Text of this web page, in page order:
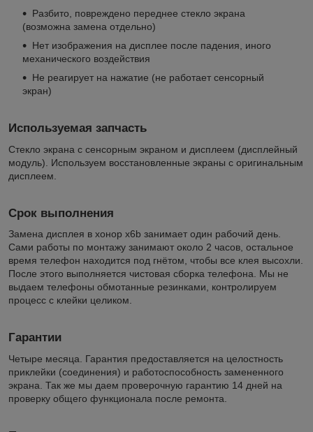
Разбито, повреждено переднее стекло экрана
(возможна замена отдельно)
Нет изображения на дисплее после падения, иного
механического воздействия
Не реагирует на нажатие (не работает сенсорный
экран)
Используемая запчасть
Стекло экрана с сенсорным экраном и дисплеем (дисплейный
модуль). Используем восстановленные экраны с оригинальным
дисплеем.
Срок выполнения
Замена дисплея в хонор х6b занимает один рабочий день.
Сами работы по монтажу занимают около 2 часов, остальное
время телефон находится под гнётом, чтобы все клея высохли.
После этого выполняется чистовая сборка телефона. Мы не
выдаем телефоны обмотанные резинками, контролируем
процесс с клейки целиком.
Гарантии
Четыре месяца. Гарантия предоставляется на целостность
приклейки (соединения) и работоспособность замененного
экрана. Так же мы даем проверочную гарантию 14 дней на
проверку общего функционала после ремонта.